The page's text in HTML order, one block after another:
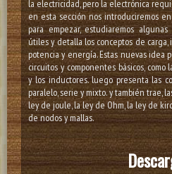
la electricidad, pero la electrónica
en esta sección nos introduciremos
para empezar, estudiaremos
útiles y detalla los conceptos de
potencia y energía. Estas nuevas idea
circuitos y componentes básicos, como
y los inductores. luego presenta las
paralelo, serie y mixto. y también trae,
ley de joule, la ley de Ohm, la ley de
de nodos y mallas.